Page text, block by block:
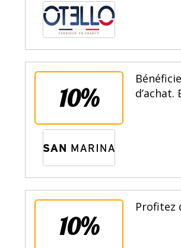
10%
d’achat.
10%
Profitez